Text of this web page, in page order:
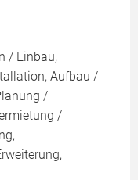
/ Einbau,
Aufbau /
/
/